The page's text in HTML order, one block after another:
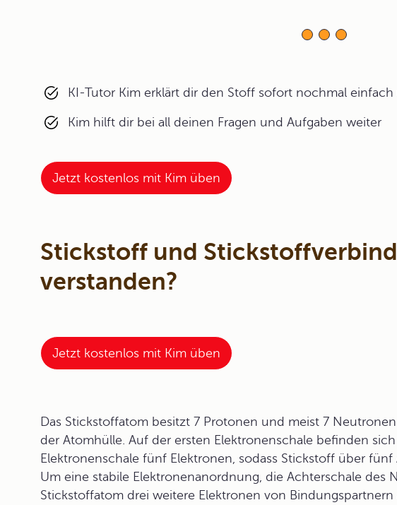
KI-Tutor Kim erklärt dir den Stoff sofort nochmal
Kim hilft dir bei all deinen Fragen und Aufgaben weiter
Jetzt kostenlos mit Kim üben
Stickstoff und
verstanden?
Jetzt kostenlos mit Kim üben
Das Stickstoffatom besitzt 7 Protonen und meist 7
der Atomhülle. Auf der ersten Elektronenschale befinden
Elektronenschale fünf Elektronen, sodass Stickstoff über
Um eine stabile Elektronenanordnung, die Achterschale des
Stickstoffatom drei weitere Elektronen von